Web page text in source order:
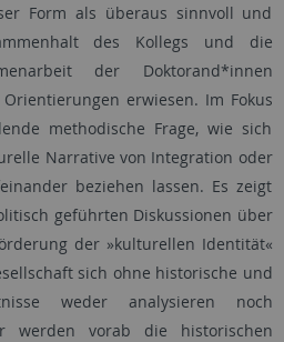
Form als überaus sinnvoll und
des Kollegs und die
der Doktorand*innen
erwiesen. Im Fokus
methodische Frage, wie sich
Narrative von Integration oder
beziehen lassen. Es zeigt
geführten Diskussionen über
der »kulturellen Identität«
sich ohne historische und
weder analysieren noch
werden vorab die historischen